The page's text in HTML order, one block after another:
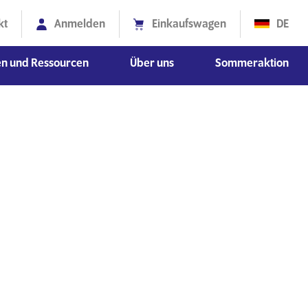
Anmelden Einkaufswagen DE
und Ressourcen Über uns Sommeraktion